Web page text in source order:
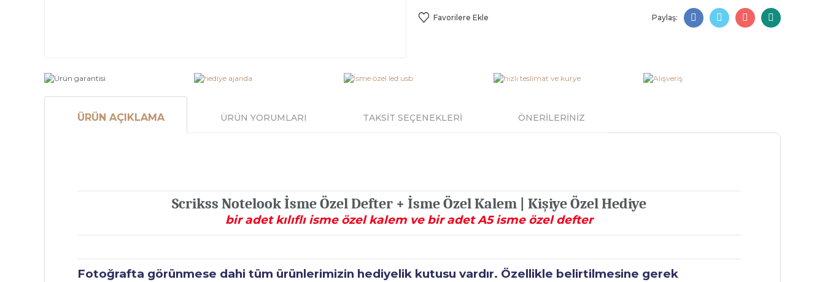
Paylaş:
ÜRÜN AÇIKLAMA ÜRÜN YORUMLARI TAKSİT SEÇENEKLERİ ÖNERİLERİNİZ
Scrikss Notelook İsme Özel Defter + İsme Özel Kalem | Kişiye Özel Hediye
bir adet kılıflı isme özel kalem ve bir adet A5 isme özel defter
Fotoğrafta görünmese dahi tüm ürünlerimizin hediyelik kutusu vardır. Özellikle belirtilmesine gerek